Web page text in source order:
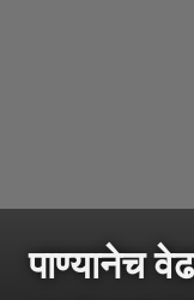
पाण्यानेच